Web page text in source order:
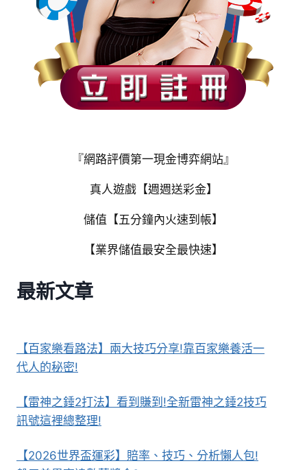
『網路評價第一現金博弈網站』
真人遊戲【週週送彩金】
儲值【五分鐘內火速到帳】
【業界儲值最安全最快速】
最新文章
【百家樂看路法】兩大技巧分享!靠百家樂養活一
代人的秘密!
【雷神之錘2打法】看到賺到!全新雷神之錘2技巧
訊號這裡總整理!
【2026世界盃運彩】賠率、技巧、分析懶人包!